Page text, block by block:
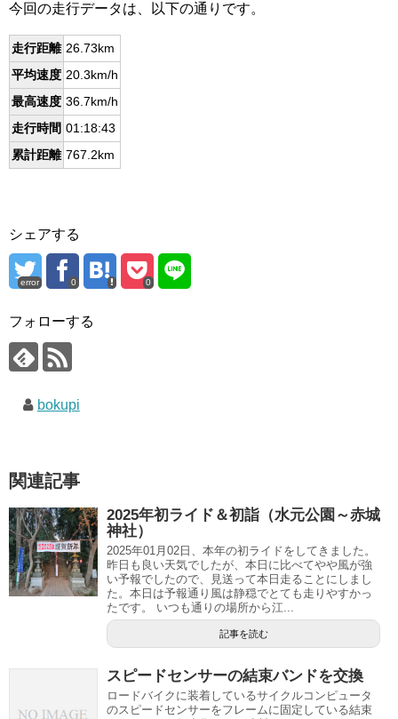
今回の走行データは、以下の通りです。
走行距離 26.73km
平均速度 20.3km/h
最高速度 36.7km/h
走行時間 01:18:43
累計距離 767.2km
シェアする
error 0 0
フォローする
bokupi
関連記事
2025年初ライド＆初詣（水元公園～赤城
神社）
2025年01月02日、本年の初ライドをしてきました。
昨日も良い天気でしたが、本日に比べてやや風が強
い予報でしたので、見送って本日走ることにしまし
た。本日は予報通り風は静穏でとても走りやすかっ
たです。 いつも通りの場所から江...
記事を読む
スピードセンサーの結束バンドを交換
ロードバイクに装着しているサイクルコンピュータ
のスピードセンサーをフレームに固定している結束